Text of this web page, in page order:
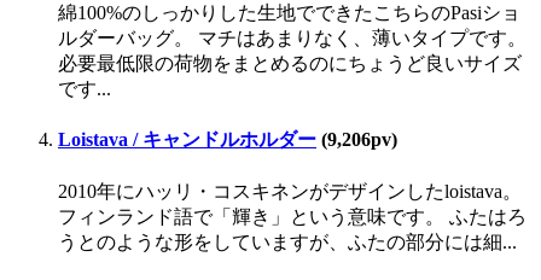
綿100%のしっかりした生地でできたこちらのPasiショ
ルダーバッグ。 マチはあまりなく、薄いタイプです。
必要最低限の荷物をまとめるのにちょうど良いサイズ
です...
Loistava / キャンドルホルダー (9,206pv)
2010年にハッリ・コスキネンがデザインしたloistava。
フィンランド語で「輝き」という意味です。 ふたはろ
うとのような形をしていますが、ふたの部分には細...